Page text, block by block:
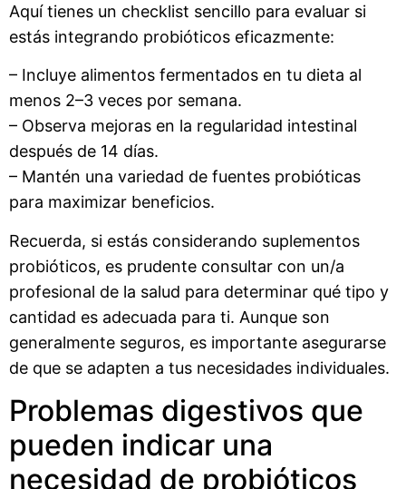
Aquí tienes un checklist sencillo para evaluar si
estás integrando probióticos eficazmente:
– Incluye alimentos fermentados en tu dieta al
menos 2–3 veces por semana.
– Observa mejoras en la regularidad intestinal
después de 14 días.
– Mantén una variedad de fuentes probióticas
para maximizar beneficios.
Recuerda, si estás considerando suplementos
probióticos, es prudente consultar con un/a
profesional de la salud para determinar qué tipo y
cantidad es adecuada para ti. Aunque son
generalmente seguros, es importante asegurarse
de que se adapten a tus necesidades individuales.
Problemas digestivos que
pueden indicar una
necesidad de probióticos